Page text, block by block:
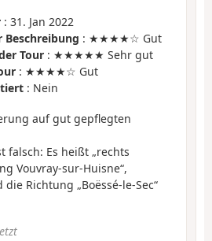
: 31. Jan 2022
Beschreibung : ★★★★☆ Gut
Tour : ★★★★★ Sehr gut
: ★★★★☆ Gut
: Nein
auf gut gepflegten
falsch: Es heißt „rechts
Vouvray-sur-Huisne“,
Richtung „Boëssé-le-Sec“